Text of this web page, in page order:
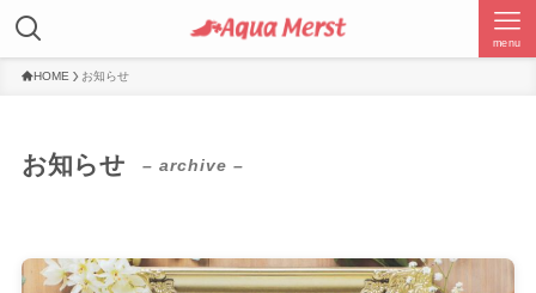
menu
HOME お知らせ
お知らせ – archive –